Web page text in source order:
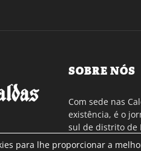
SOBRE NÓS
Com sede nas
existência, é o
sul de distrito de
a região Oeste.
para lhe proporcionar a